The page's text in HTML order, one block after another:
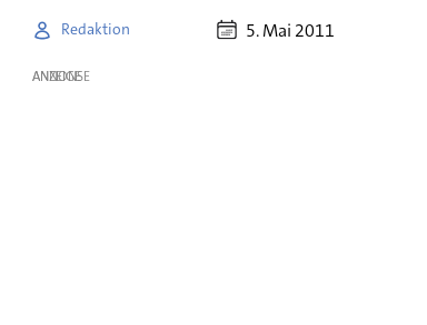
Redaktion 5. Mai 2011
ANZEIGE